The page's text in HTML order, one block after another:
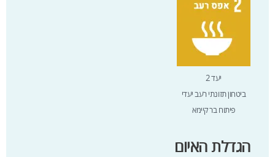
יעד 2
ביטחון תזונתי רעב יעדי
פיתוח בר קיימא
הגדלת האיום